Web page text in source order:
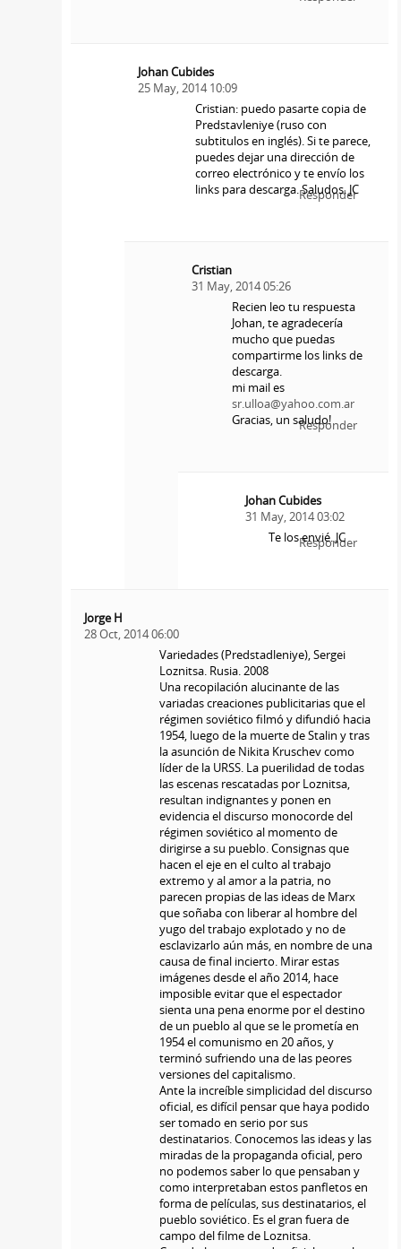
Johan Cubides
25 May, 2014 10:09
Cristian: puedo pasarte copia de
Predstavleniye (ruso con
subtitulos en inglés). Si te parece,
puedes dejar una dirección de
correo electrónico y te envío los
links para descarga. Saludos. JC
Responder
Cristian
31 May, 2014 05:26
Recien leo tu respuesta
Johan, te agradecería
mucho que puedas
compartirme los links de
descarga.
mi mail es
sr.ulloa@yahoo.com.ar
Gracias, un saludo!
Responder
Johan Cubides
31 May, 2014 03:02
Te los envié. JC
Responder
Jorge H
28 Oct, 2014 06:00
Variedades (Predstadleniye), Sergei
Loznitsa. Rusia. 2008
Una recopilación alucinante de las
variadas creaciones publicitarias que el
régimen soviético filmó y difundió hacia
1954, luego de la muerte de Stalin y tras
la asunción de Nikita Kruschev como
líder de la URSS. La puerilidad de todas
las escenas rescatadas por Loznitsa,
resultan indignantes y ponen en
evidencia el discurso monocorde del
régimen soviético al momento de
dirigirse a su pueblo. Consignas que
hacen el eje en el culto al trabajo
extremo y al amor a la patria, no
parecen propias de las ideas de Marx
que soñaba con liberar al hombre del
yugo del trabajo explotado y no de
esclavizarlo aún más, en nombre de una
causa de final incierto. Mirar estas
imágenes desde el año 2014, hace
imposible evitar que el espectador
sienta una pena enorme por el destino
de un pueblo al que se le prometía en
1954 el comunismo en 20 años, y
terminó sufriendo una de las peores
versiones del capitalismo.
Ante la increíble simplicidad del discurso
oficial, es difícil pensar que haya podido
ser tomado en serio por sus
destinatarios. Conocemos las ideas y las
miradas de la propaganda oficial, pero
no podemos saber lo que pensaban y
como interpretaban estos panfletos en
forma de películas, sus destinatarios, el
pueblo soviético. Es el gran fuera de
campo del filme de Loznitsa.